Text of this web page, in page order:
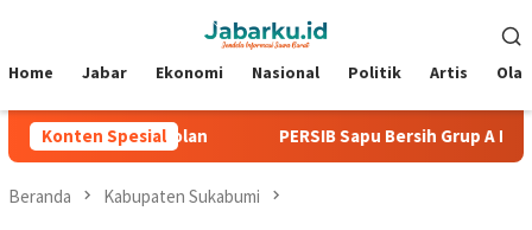
Mobile
Home Jabar Ekonomi Nasional Politik Artis
Konten Spesial
Kebobolan PERSIB Sapu Bersih Grup A Piala
Beranda Kabupaten Sukabumi